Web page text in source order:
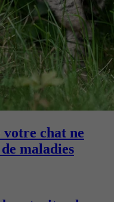
chat ne
maladies